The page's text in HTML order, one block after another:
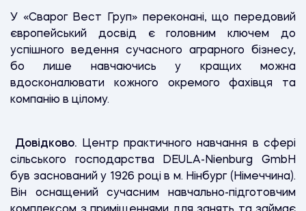
У «Сварог Вест Груп» переконані, що передовий
європейський досвід є головним ключем до
успішного ведення сучасного аграрного бізнесу,
бо лише навчаючись у кращих можна
вдосконалювати кожного окремого фахівця та
компанію в цілому.
Довідково. Центр практичного навчання в сфері
сільського господарства DEULA-Nienburg GmbH
був заснований у 1926 році в м. Нінбург (Німеччина).
Він оснащений сучасним навчально-підготовчим